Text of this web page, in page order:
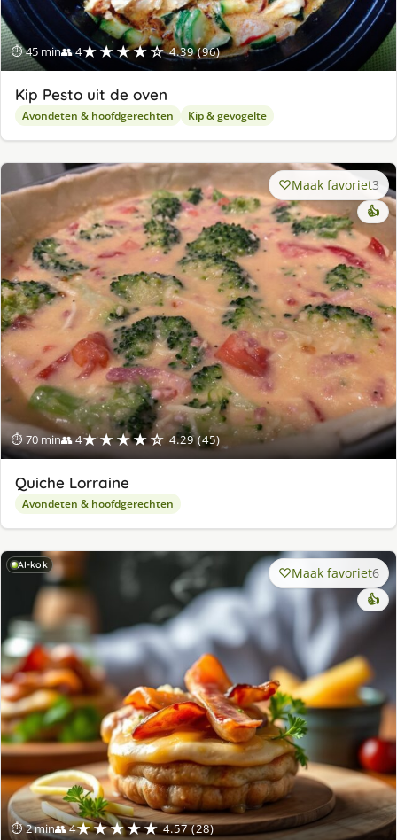
⏱ 45 min👥 4★★★★☆ 4.39 (96)
Kip Pesto uit de oven
Avondeten & hoofdgerechten Kip & gevogelte
⏱ 70 min👥 4★★★★☆ 4.29 (45)
Maak favoriet3
👍
Quiche Lorraine
Avondeten & hoofdgerechten
AI-kok
⏱ 2 min👥 4★★★★★ 4.57 (28)
Maak favoriet6
👍